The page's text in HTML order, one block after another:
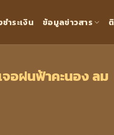
ำระเงิน ข้อมูลข่าวสาร
จอฝนฟ้าคะนอง ลม